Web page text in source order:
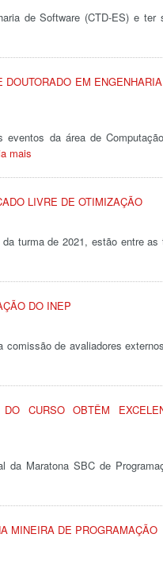
de Software (CTD-ES) e ter
EM
eventos da área de
mais
LIVRE DE OTIMIZAÇÃO
turma de 2021, estão entre as
DO INEP
comissão de avaliadores
CURSO OBTÊM
da Maratona SBC de
MINEIRA DE PROGRAMAÇÃO